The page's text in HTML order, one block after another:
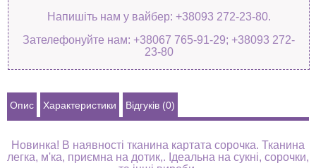
Напишіть нам у вайбер: +38093 272-23-80.
Зателефонуйте нам: +38067 765-91-29; +38093 272-
23-80
Опис Характеристики Відгуків (0)
Новинка! В наявності тканина картата сорочка. Тканина
легка, м'ка, приємна на дотик,. Ідеальна на сукні, сорочки,